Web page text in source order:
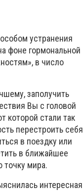
устранения
фоне гормональной
в число
заполучить
Вы с головой
которой стали так
перестроить себя
в поездку или
в ближайшее
мира.
интересная